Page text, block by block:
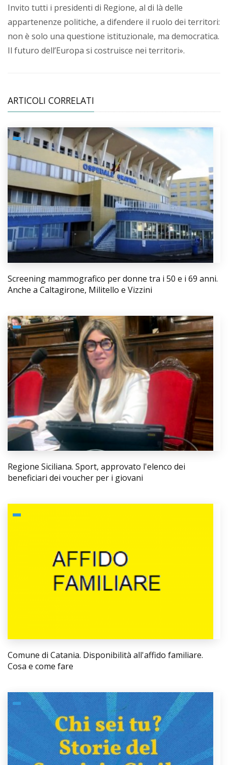
Invito tutti i presidenti di Regione, al di là delle
appartenenze politiche, a difendere il ruolo dei territori:
non è solo una questione istituzionale, ma democratica.
Il futuro dell’Europa si costruisce nei territori».
ARTICOLI CORRELATI
Screening mammografico per donne tra i 50 e i 69 anni.
Anche a Caltagirone, Militello e Vizzini
Regione Siciliana. Sport, approvato l'elenco dei
beneficiari dei voucher per i giovani
Comune di Catania. Disponibilità all'affido familiare.
Cosa e come fare